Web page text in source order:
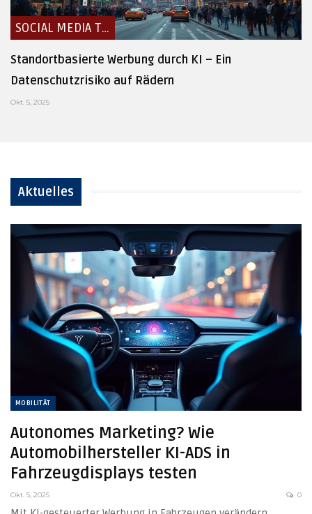
SOCIAL MEDIA TRENDS
Standortbasierte Werbung durch KI – Ein
Datenschutzrisiko auf Rädern
Okt. 5, 2025
Aktuelles
MOBILITÄT
Autonomes Marketing? Wie
Automobilhersteller KI-ADS in
Fahrzeugdisplays testen
Okt. 5, 2025 0